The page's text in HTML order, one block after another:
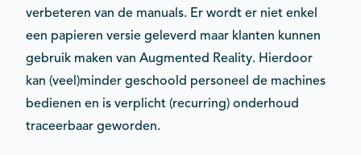
verbeteren van de manuals. Er wordt er niet enkel
een papieren versie geleverd maar klanten kunnen
gebruik maken van Augmented Reality. Hierdoor
kan (veel)minder geschoold personeel de machines
bedienen en is verplicht (recurring) onderhoud
traceerbaar geworden.